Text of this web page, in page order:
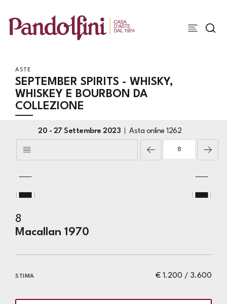
ASTE
SEPTEMBER SPIRITS - WHISKY,
WHISKEY E BOURBON DA
COLLEZIONE
20 - 27 Settembre 2023 Asta online 1262
8
Macallan 1970
€ 1.200 / 3.600
STIMA